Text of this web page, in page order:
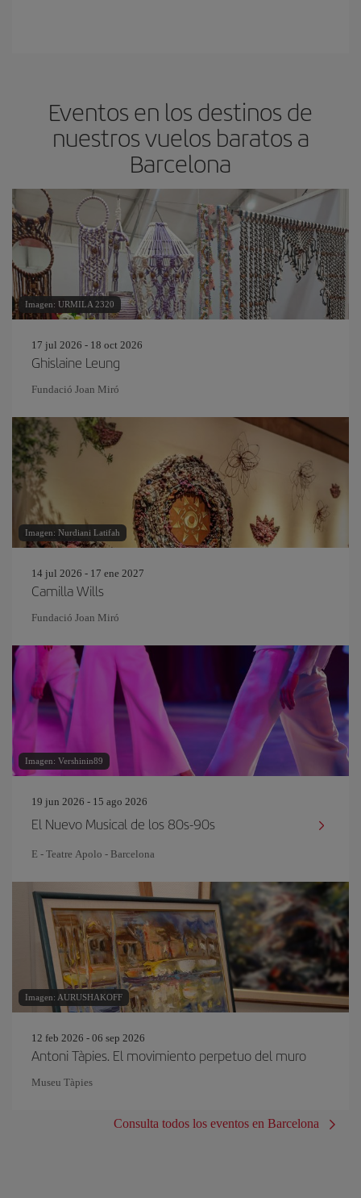
Eventos en los destinos de
nuestros vuelos baratos a
Barcelona
Imagen: URMILA 2320
17 jul 2026 - 18 oct 2026
Ghislaine Leung
Fundació Joan Miró
Imagen: Nurdiani Latifah
14 jul 2026 - 17 ene 2027
Camilla Wills
Fundació Joan Miró
Imagen: Vershinin89
19 jun 2026 - 15 ago 2026
El Nuevo Musical de los 80s-90s
E - Teatre Apolo - Barcelona
Imagen: AURUSHAKOFF
12 feb 2026 - 06 sep 2026
Antoni Tàpies. El movimiento perpetuo del muro
Museu Tàpies
Consulta todos los eventos en Barcelona